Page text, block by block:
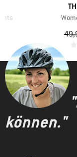
können."